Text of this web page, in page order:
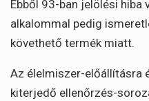
Ebből 93-ban jelölési
alkalommal pedig
követhető termék miatt.
Az élelmiszer-előállításra
kiterjedő ellenőrzés-